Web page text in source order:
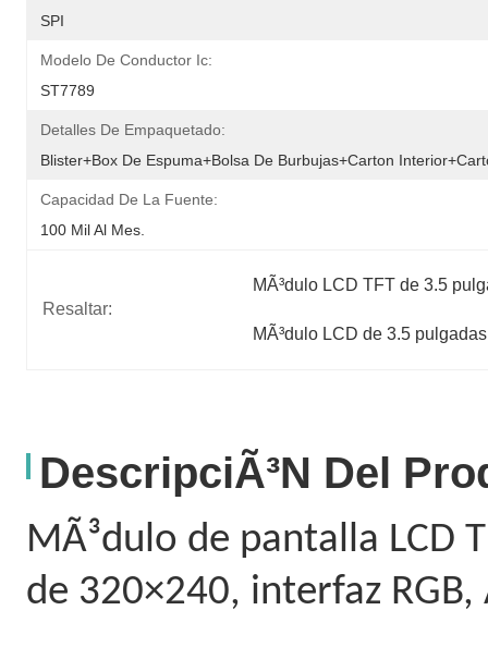
SPI
Modelo De Conductor Ic:
ST7789
Detalles De Empaquetado:
Blister+Box De Espuma+bolsa De Burbujas+Carton
Capacidad De La Fuente:
100 Mil Al Mes.
Resaltar:
MÃ³dulo LCD TFT de 3.5
MÃ³dulo LCD de 3.5
DescripciÃ³n Del
MÃ³dulo de pantalla LCD
de 320×240, interfaz